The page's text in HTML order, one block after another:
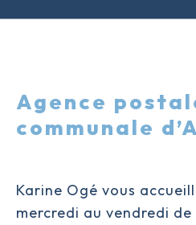
Agence
communale
Karine Ogé vous
mercredi au vendredi de